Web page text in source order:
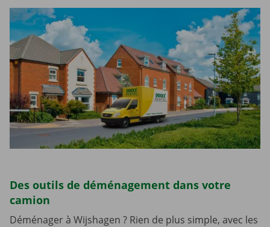
Des outils de déménagement dans votre
camion
Déménager à Wijshagen ? Rien de plus simple, avec les